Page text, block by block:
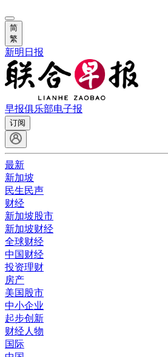
简
繁
新明日报
早报俱乐部电子报
订阅
最新
新加坡
民生民声
财经
新加坡股市
新加坡财经
全球财经
中国财经
投资理财
房产
美国股市
中小企业
起步创新
财经人物
国际